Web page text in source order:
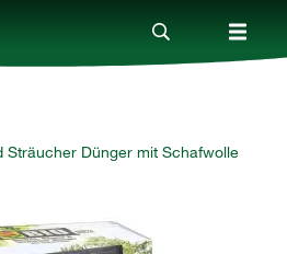
Dünger mit Schafwolle